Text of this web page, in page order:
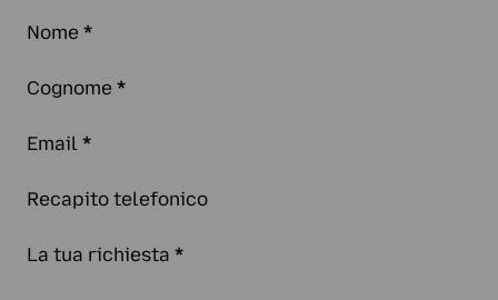
Nome *
Cognome *
Email *
Recapito telefonico
La tua richiesta *